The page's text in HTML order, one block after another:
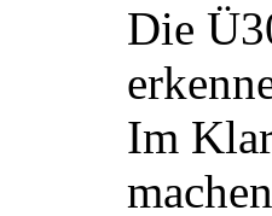
Die
Im